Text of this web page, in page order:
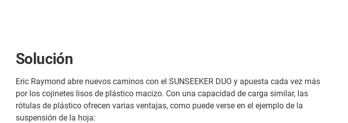
Solución
Eric Raymond abre nuevos caminos con el SUNSEEKER DUO y apuesta cada vez más
por los cojinetes lisos de plástico macizo. Con una capacidad de carga similar, las
rótulas de plástico ofrecen varias ventajas, como puede verse en el ejemplo de la
suspensión de la hoja: